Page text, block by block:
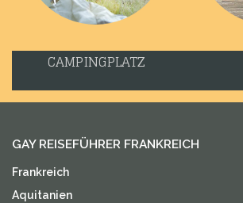
CAMPINGPLATZ
GAY REISEFÜHRER FRANKREICH
Frankreich
Aquitanien